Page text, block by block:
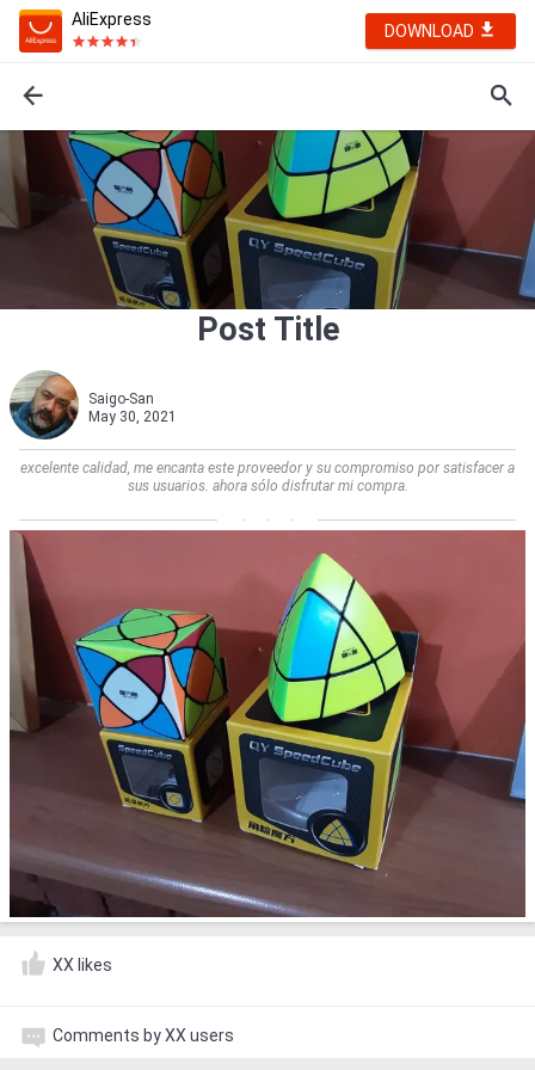
AliExpress
DOWNLOAD
Post Title
Saigo-San
May 30, 2021
excelente calidad, me encanta este proveedor y su compromiso por satisfacer a
sus usuarios. ahora sólo disfrutar mi compra.
XX likes
Comments by XX users